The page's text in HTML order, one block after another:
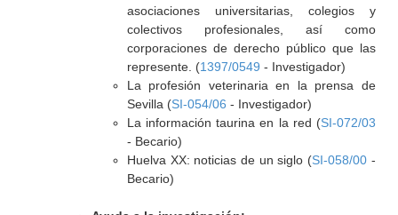
asociaciones universitarias, colegios y
colectivos profesionales, así como
corporaciones de derecho público que las
represente. (1397/0549 - Investigador)
La profesión veterinaria en la prensa de
Sevilla (SI-054/06 - Investigador)
La información taurina en la red (SI-072/03
- Becario)
Huelva XX: noticias de un siglo (SI-058/00 -
Becario)